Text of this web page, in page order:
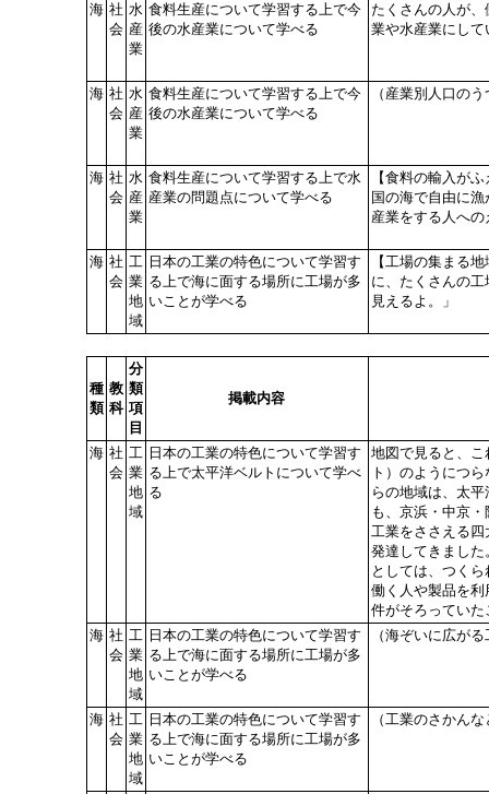
海 社
会
水
産
業
食料生産について学習する上で今
後の水産業について学べる
たくさんの人が
業や水産業にし
海 社
会
水
産
業
食料生産について学習する上で今
後の水産業について学べる
（産業別人口の
海 社
会
水
産
業
食料生産について学習する上で水
産業の問題点について学べる
【食料の輸入が
国の海で自由に
産業をする人への
海 社
会
工
業
地
域
日本の工業の特色について学習す
る上で海に面する場所に工場が多
いことが学べる
【工場の集まる
に、たくさんの
見えるよ。」
種
類
教
科
分
類
項
目
掲載内容
海 社
会
工
業
地
域
日本の工業の特色について学習す
る上で太平洋ベルトについて学べ
る
地図で見ると、
ト）のようにつ
らの地域は、太
も、京浜・中京
工業をささえる
発達してきまし
としては、つく
働く人や製品を
件がそろってい
海 社
会
工
業
地
域
日本の工業の特色について学習す
る上で海に面する場所に工場が多
いことが学べる
（海ぞいに広が
海 社
会
工
業
地
域
日本の工業の特色について学習す
る上で海に面する場所に工場が多
いことが学べる
（工業のさかん